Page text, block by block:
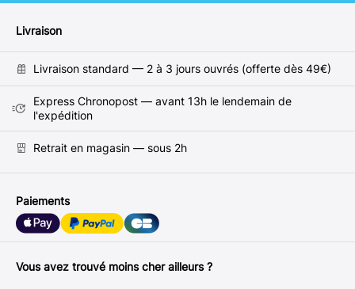
Livraison
Livraison standard — 2 à 3 jours ouvrés (offerte dès 49€)
Express Chronopost — avant 13h le lendemain de
l'expédition
Retrait en magasin — sous 2h
Paiements
Vous avez trouvé moins cher ailleurs ?